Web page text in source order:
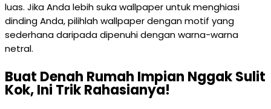
luas. Jika Anda lebih suka wallpaper untuk menghiasi
dinding Anda, pilihlah wallpaper dengan motif yang
sederhana daripada dipenuhi dengan warna-warna
netral.
Buat Denah Rumah Impian Nggak Sulit
Kok, Ini Trik Rahasianya!